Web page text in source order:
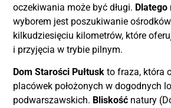
oczekiwania może być długi. Dlatego
wyborem jest poszukiwanie
kilkudziesięciu kilometrów, które
i przyjęcia w trybie pilnym.
Dom Starości Pułtusk to fraza, która
placówek położonych w dogodnych
podwarszawskich. Bliskość natury